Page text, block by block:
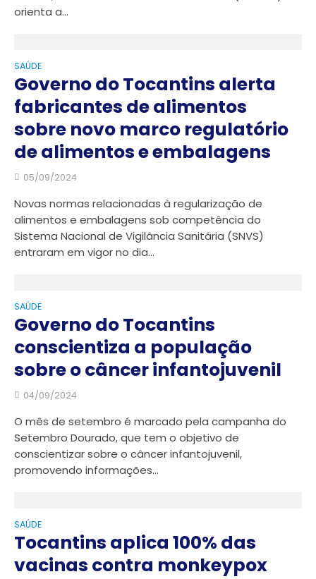
orienta a...
SAÚDE
Governo do Tocantins alerta
fabricantes de alimentos
sobre novo marco regulatório
de alimentos e embalagens
05/09/2024
Novas normas relacionadas à regularização de
alimentos e embalagens sob competência do
Sistema Nacional de Vigilância Sanitária (SNVS)
entraram em vigor no dia...
SAÚDE
Governo do Tocantins
conscientiza a população
sobre o câncer infantojuvenil
04/09/2024
O mês de setembro é marcado pela campanha do
Setembro Dourado, que tem o objetivo de
conscientizar sobre o câncer infantojuvenil,
promovendo informações...
SAÚDE
Tocantins aplica 100% das
vacinas contra monkeypox